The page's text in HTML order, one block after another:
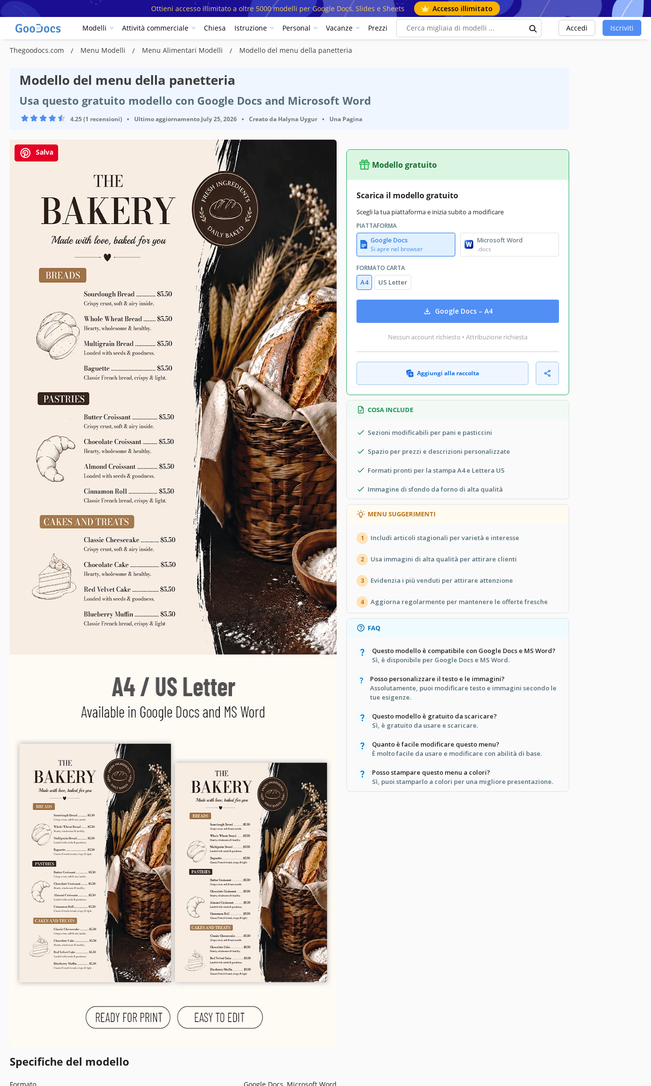
Ottieni accesso illimitato a oltre 5000 modelli per Google Docs, Slides e Sheets Accesso illimitato
Modelli Attività commerciale Chiesa Istruzione Personal Vacanze Prezzi Accedi Iscriviti
Thegoodocs.com Menu Modelli Menu Alimentari Modelli Modello del menu della panetteria
Modello del menu della panetteria
Usa questo gratuito modello con Google Docs and Microsoft Word
4.25 (1 recensioni) • Ultimo aggiornamento July 25, 2026 • Creato da Halyna Uygur • Una Pagina
Salva
Specifiche del modello
Formato Google Docs, Microsoft Word
Modello gratuito
Scarica il modello gratuito
Scegli la tua piattaforma e inizia subito a modificare
PIATTAFORMA
Google Docs
Si apre nel browser
Microsoft Word
.docs
FORMATO CARTA
A4 US Letter
Google Docs – A4
Nessun account richiesto • Attribuzione richiesta
Aggiungi alla raccolta
COSA INCLUDE
Sezioni modificabili per pani e pasticcini
Spazio per prezzi e descrizioni personalizzate
Formati pronti per la stampa A4 e Lettera US
Immagine di sfondo da forno di alta qualità
MENU SUGGERIMENTI
1 Includi articoli stagionali per varietà e interesse
2 Usa immagini di alta qualità per attirare clienti
3 Evidenzia i più venduti per attirare attenzione
4 Aggiorna regolarmente per mantenere le offerte fresche
FAQ
Questo modello è compatibile con Google Docs e MS Word?
Sì, è disponibile per Google Docs e MS Word.
Posso personalizzare il testo e le immagini?
Assolutamente, puoi modificare testo e immagini secondo le
tue esigenze.
Questo modello è gratuito da scaricare?
Sì, è gratuito da usare e scaricare.
Quanto è facile modificare questo menu?
È molto facile da usare e modificare con abilità di base.
Posso stampare questo menu a colori?
Sì, puoi stamparlo a colori per una migliore presentazione.